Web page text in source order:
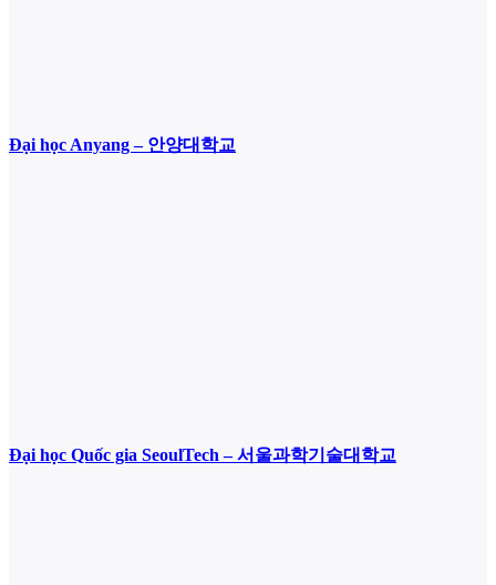
Đại học Anyang – 안양대학교
Đại học Quốc gia SeoulTech – 서울과학기술대학교